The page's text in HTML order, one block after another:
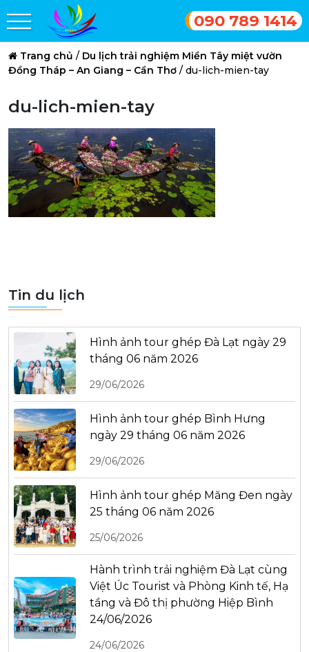
090 789 1414
Trang chủ / Du lịch trải nghiệm Miền Tây miệt vườn
Đồng Tháp – An Giang – Cần Thơ / du-lich-mien-tay
du-lich-mien-tay
Tin du lịch
Hình ảnh tour ghép Đà Lạt ngày 29
tháng 06 năm 2026
29/06/2026
Hình ảnh tour ghép Bình Hưng
ngày 29 tháng 06 năm 2026
29/06/2026
Hình ảnh tour ghép Măng Đen ngày
25 tháng 06 năm 2026
25/06/2026
Hành trình trải nghiệm Đà Lạt cùng
Việt Úc Tourist và Phòng Kinh tế, Hạ
tầng và Đô thị phường Hiệp Bình
24/06/2026
24/06/2026